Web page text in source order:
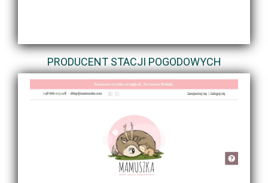
PRODUCENT STACJI POGODOWYCH